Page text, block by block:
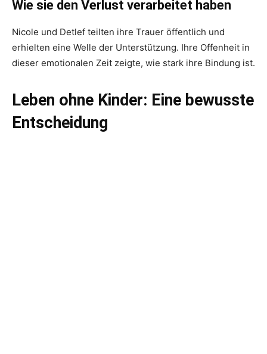
Wie sie den Verlust verarbeitet haben
Nicole und Detlef teilten ihre Trauer öffentlich und
erhielten eine Welle der Unterstützung. Ihre Offenheit in
dieser emotionalen Zeit zeigte, wie stark ihre Bindung ist.
Leben ohne Kinder: Eine bewusste
Entscheidung